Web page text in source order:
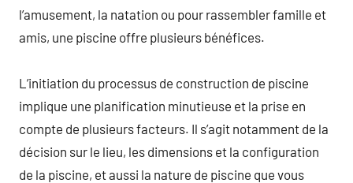
l’amusement, la natation ou pour rassembler famille et
amis, une piscine offre plusieurs bénéfices.
L’initiation du processus de construction de piscine
implique une planification minutieuse et la prise en
compte de plusieurs facteurs. Il s’agit notamment de la
décision sur le lieu, les dimensions et la configuration
de la piscine, et aussi la nature de piscine que vous